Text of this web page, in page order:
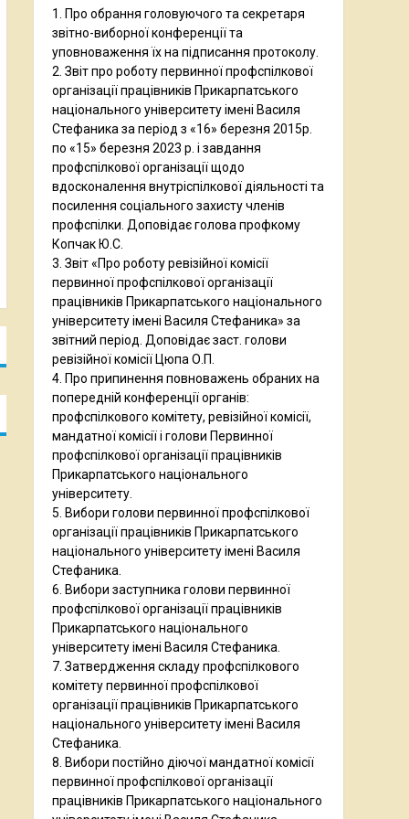
1. Про обрання головуючого та секретаря
звітно-виборної конференції та
уповноваження їх на підписання протоколу.
2. Звіт про роботу первинної профспілкової
організації працівників Прикарпатського
національного університету імені Василя
Стефаника за період з «16» березня 2015р.
по «15» березня 2023 р. і завдання
профспілкової організації щодо
вдосконалення внутріспілкової діяльності та
посилення соціального захисту членів
профспілки. Доповідає голова профкому
Копчак Ю.С.
3. Звіт «Про роботу ревізійної комісії
первинної профспілкової організації
працівників Прикарпатського національного
університету імені Василя Стефаника» за
звітний період. Доповідає заст. голови
ревізійної комісії Цюпа О.П.
4. Про припинення повноважень обраних на
попередній конференції органів:
профспілкового комітету, ревізійної комісії,
мандатної комісії і голови Первинної
профспілкової організації працівників
Прикарпатського національного
університету.
5. Вибори голови первинної профспілкової
організації працівників Прикарпатського
національного університету імені Василя
Стефаника.
6. Вибори заступника голови первинної
профспілкової організації працівників
Прикарпатського національного
університету імені Василя Стефаника.
7. Затвердження складу профспілкового
комітету первинної профспілкової
організації працівників Прикарпатського
національного університету імені Василя
Стефаника.
8. Вибори постійно діючої мандатної комісії
первинної профспілкової організації
працівників Прикарпатського національного